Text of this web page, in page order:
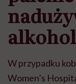
naduż
W przypadku
Women’s